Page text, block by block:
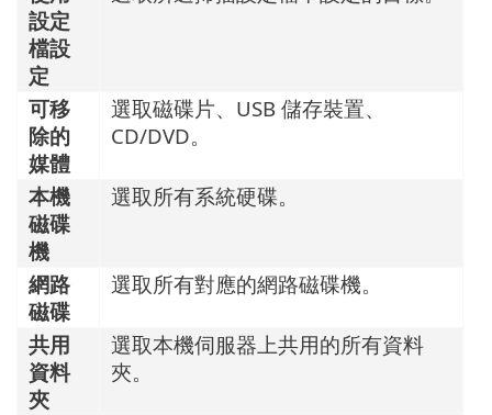
設定
檔設
定
可移
除的
媒體
選取磁碟片、USB 儲存裝置、
CD/DVD。
本機
磁碟
機
選取所有系統硬碟。
網路
磁碟
選取所有對應的網路磁碟機。
共用
資料
夾
選取本機伺服器上共用的所有資料
夾。